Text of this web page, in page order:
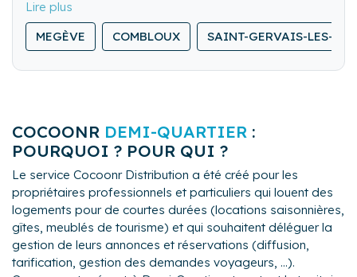
locale et personnalisée. Formée professionnellement
aux exigences de l'hospitalité: accueil attentionné de
vos voyageurs, ménage professionnel et linge
petites attentions et services dédiés aux voyageurs.
MEGÈVE COMBLOUX SAINT-GERVAIS-LES-
COCOONR DEMI-QUARTIER :
POURQUOI ? POUR QUI ?
Le service Cocoonr Distribution a été créé pour les
propriétaires professionnels et particuliers qui louent des
logements pour de courtes durées (locations saisonnières,
gîtes, meublés de tourisme) et qui souhaitent déléguer la
gestion de leurs annonces et réservations (diffusion,
tarification, gestion des demandes voyageurs, ...).